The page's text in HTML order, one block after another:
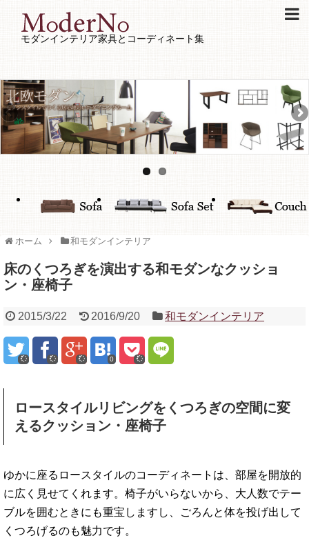
モダンインテリア家具とコーディネート集
ホーム 和モダンインテリア
床のくつろぎを演出する和モダンなクッショ
ン・座椅子
2015/3/22 2016/9/20 和モダンインテリア
0
ロースタイルリビングをくつろぎの空間に変
えるクッション・座椅子
ゆかに座るロースタイルのコーディネートは、部屋を開放的
に広く見せてくれます。椅子がいらないから、大人数でテー
ブルを囲むときにも重宝しますし、ごろんと体を投げ出して
くつろげるのも魅力です。